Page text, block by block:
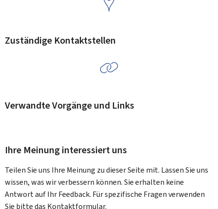
Zuständige Kontaktstellen
Verwandte Vorgänge und Links
Ihre Meinung interessiert uns
Teilen Sie uns Ihre Meinung zu dieser Seite mit. Lassen Sie uns
wissen, was wir verbessern können. Sie erhalten keine
Antwort auf Ihr Feedback. Für spezifische Fragen verwenden
Sie bitte das Kontaktformular.